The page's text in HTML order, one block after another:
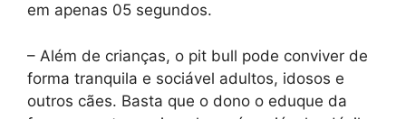
em apenas 05 segundos.
– Além de crianças, o pit bull pode conviver de
forma tranquila e sociável adultos, idosos e
outros cães. Basta que o dono o eduque da